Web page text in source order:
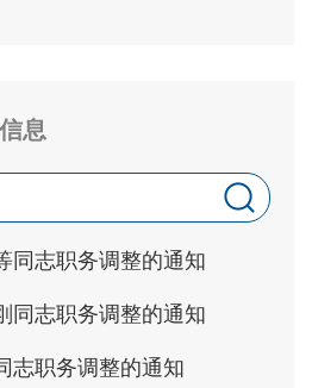
息
同志职务调整的通知
同志职务调整的通知
志职务调整的通知